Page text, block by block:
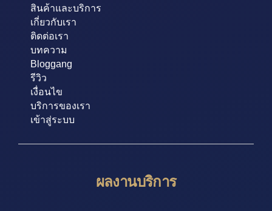
สินค้าและบริการ
เกี่ยวกับเรา
ติดต่อเรา
บทความ
Bloggang
รีวิว
เงื่อนไข
บริการของเรา
เข้าสู่ระบบ
ผลงานบริการ